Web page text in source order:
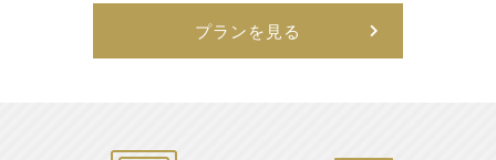
プランを見る